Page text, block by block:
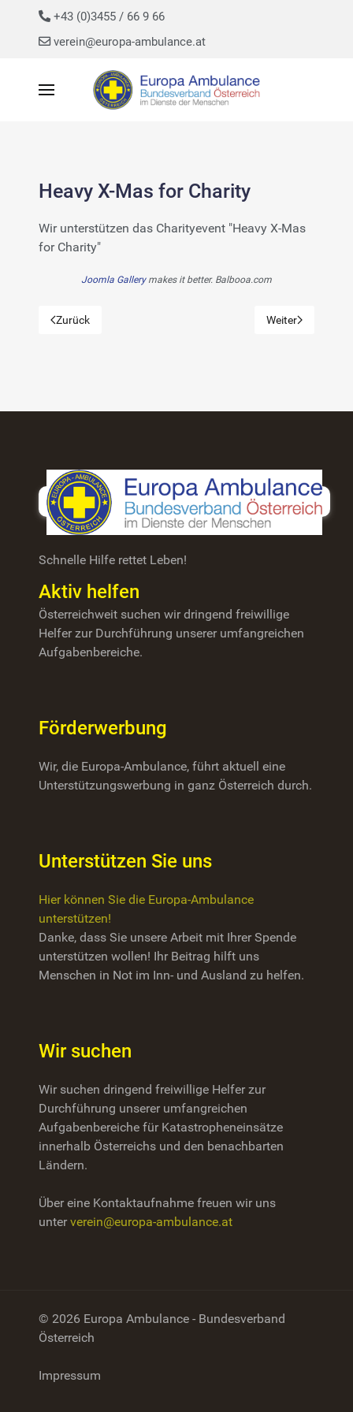
+43 (0)3455 / 66 9 66
verein@europa-ambulance.at
Heavy X-Mas for Charity
Wir unterstützen das Charityevent "Heavy X-Mas
for Charity"
Joomla Gallerymakes it better. Balbooa.com
Vorheriger Beitrag: Hilfsmittelüberstellung Bosnien
Zurück Nächster
Weiter
Schnelle Hilfe rettet Leben!
Aktiv helfen
Österreichweit suchen wir dringend freiwillige
Helfer zur Durchführung unserer umfangreichen
Aufgabenbereiche.
Förderwerbung
Wir, die Europa-Ambulance, führt aktuell eine
Unterstützungswerbung in ganz Österreich durch.
Unterstützen Sie uns
Hier können Sie die Europa-Ambulance
unterstützen!
Danke, dass Sie unsere Arbeit mit Ihrer Spende
unterstützen wollen! Ihr Beitrag hilft uns
Menschen in Not im Inn- und Ausland zu helfen.
Wir suchen
Wir suchen dringend freiwillige Helfer zur
Durchführung unserer umfangreichen
Aufgabenbereiche für Katastropheneinsätze
innerhalb Österreichs und den benachbarten
Ländern.
Über eine Kontaktaufnahme freuen wir uns
unterverein@europa-ambulance.at
© 2026 Europa Ambulance - Bundesverband
Österreich
Impressum